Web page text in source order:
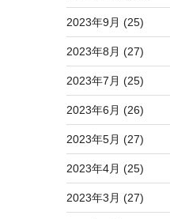
2023年9月 (25)
2023年8月 (27)
2023年7月 (25)
2023年6月 (26)
2023年5月 (27)
2023年4月 (25)
2023年3月 (27)